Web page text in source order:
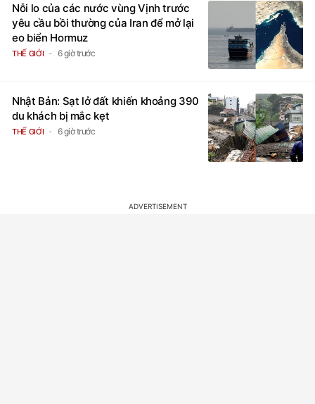
Nỗi lo của các nước vùng Vịnh trước
yêu cầu bồi thường của Iran để mở lại
eo biển Hormuz
THẾ GIỚI 6 giờ trước
Nhật Bản: Sạt lở đất khiến khoảng 390
du khách bị mắc kẹt
THẾ GIỚI 6 giờ trước